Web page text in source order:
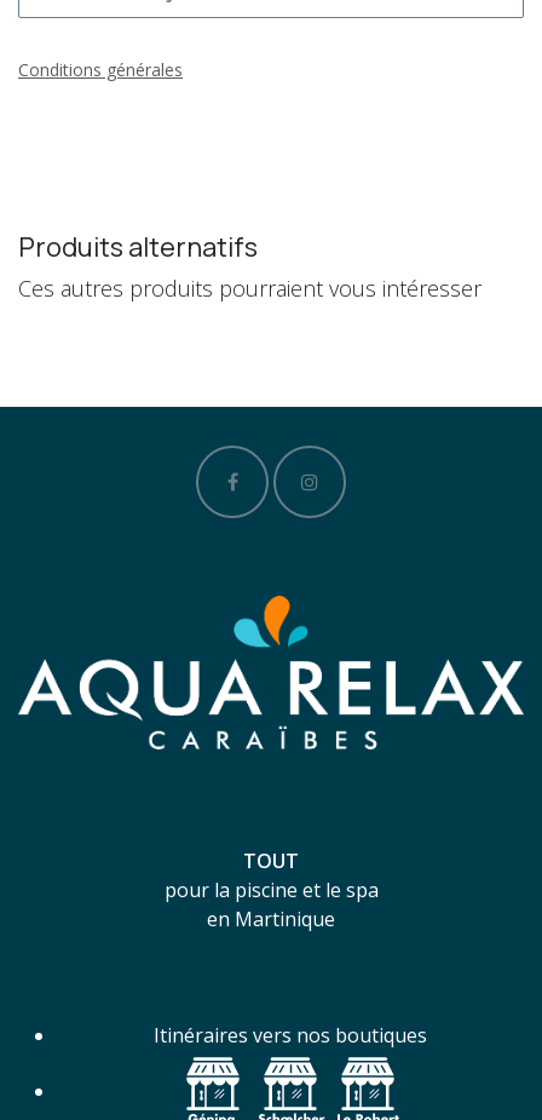
Conditions générales
Produits alternatifs
Ces autres produits pourraient vous intéresser
TOUT
pour la piscine et le spa
en Martinique
Itinéraires vers nos boutiques